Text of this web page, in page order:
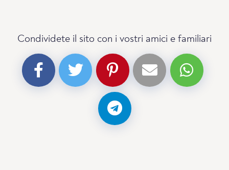
Condividete il sito con i vostri amici e familiari